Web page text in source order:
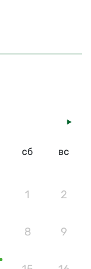
сб вс
1 2
8 9